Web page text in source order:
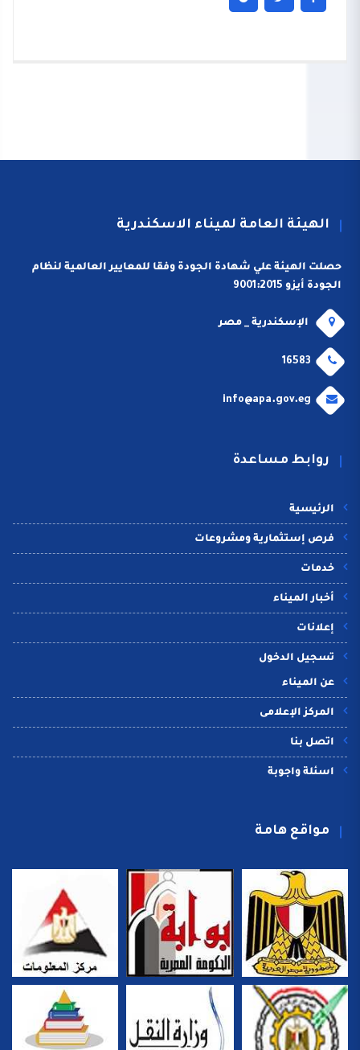
الهيئة العامة لميناء الاسكندرية
حصلت الهيئة علي شهادة الجودة وفقا للمعايير العالمية لنظام
الجودة أيزو 9001:2015
الإسكندرية _ مصر
16583
info@apa.gov.eg
روابط مساعدة
الرئيسية
فرص إستثمارية ومشروعات
خدمات
أخبار الميناء
إعلانات
تسجيل الدخول
عن الميناء
المركز الإعلامى
اتصل بنا
اسئلة واجوبة
مواقع هامة